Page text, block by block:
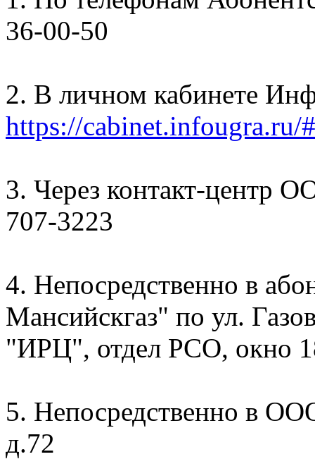
36-00-50
2. В личном кабинете
https://cabinet.infougra.ru/
3. Через контакт-центр
707-3223
4. Непосредственно в
Мансийскгаз" по ул.
"ИРЦ", отдел РСО, окно
5. Непосредственно в
д.72